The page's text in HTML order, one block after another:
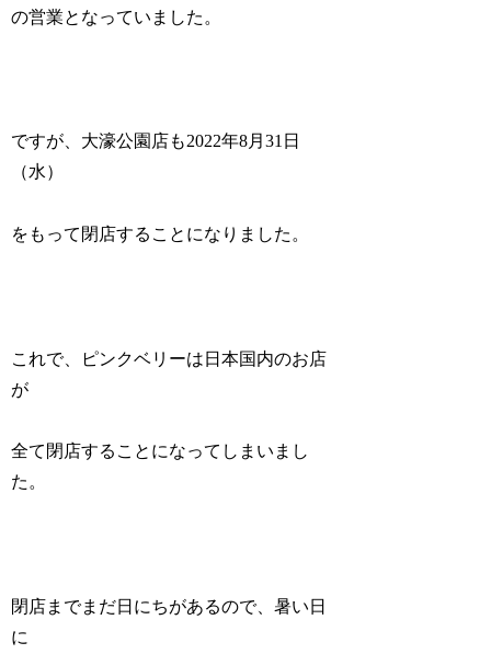
の営業となっていました。
ですが、大濠公園店も2022年8月31日
（水）
をもって閉店することになりました。
これで、ピンクベリーは日本国内のお店
が
全て閉店することになってしまいまし
た。
閉店までまだ日にちがあるので、暑い日
に